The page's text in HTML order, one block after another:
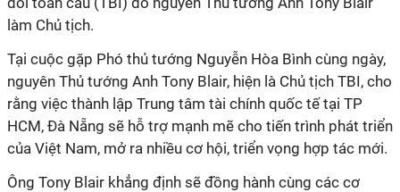
làm Chủ tịch.
Tại cuộc gặp Phó thủ tướng Nguyễn Hòa Bình cùng ngày,
nguyên Thủ tướng Anh Tony Blair, hiện là Chủ tịch TBI, cho
rằng việc thành lập Trung tâm tài chính quốc tế tại TP
HCM, Đà Nẵng sẽ hỗ trợ mạnh mẽ cho tiến trình phát triển
của Việt Nam, mở ra nhiều cơ hội, triển vọng hợp tác mới.
Ông Tony Blair khẳng định sẽ đồng hành cùng các cơ